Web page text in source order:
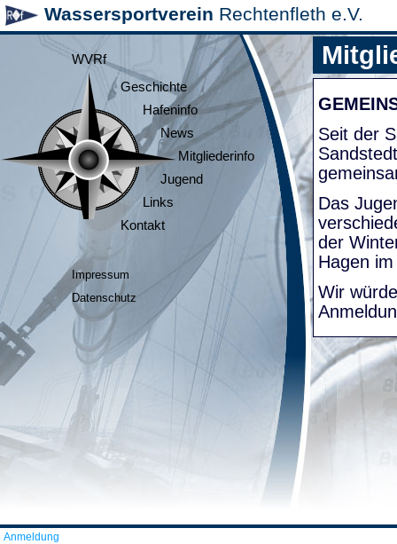
Wassersportverein Rechtenfleth e.V.
WVRf
Geschichte
Hafeninfo
News
Mitgliederinfo
Jugend
Links
Kontakt
Impressum
Datenschutz
Seit der
Das
der
Hagen
Wir
Anmeldung